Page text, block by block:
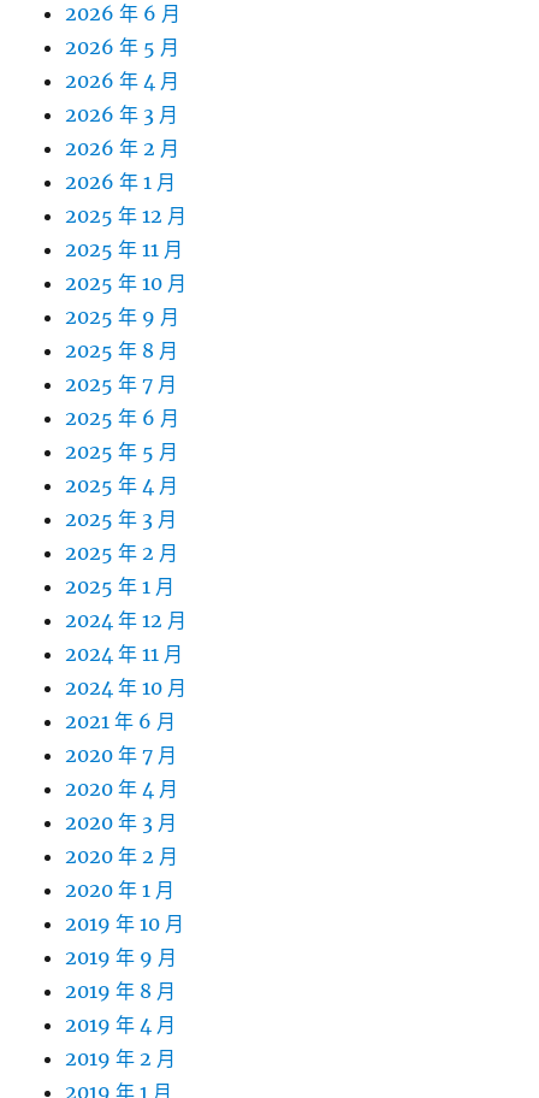
2026 年 6 月
2026 年 5 月
2026 年 4 月
2026 年 3 月
2026 年 2 月
2026 年 1 月
2025 年 12 月
2025 年 11 月
2025 年 10 月
2025 年 9 月
2025 年 8 月
2025 年 7 月
2025 年 6 月
2025 年 5 月
2025 年 4 月
2025 年 3 月
2025 年 2 月
2025 年 1 月
2024 年 12 月
2024 年 11 月
2024 年 10 月
2021 年 6 月
2020 年 7 月
2020 年 4 月
2020 年 3 月
2020 年 2 月
2020 年 1 月
2019 年 10 月
2019 年 9 月
2019 年 8 月
2019 年 4 月
2019 年 2 月
2019 年 1 月